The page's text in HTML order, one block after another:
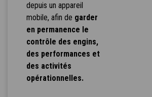
depuis un appareil
mobile, afin de garder
en permanence le
contrôle des engins,
des performances et
des activités
opérationnelles.